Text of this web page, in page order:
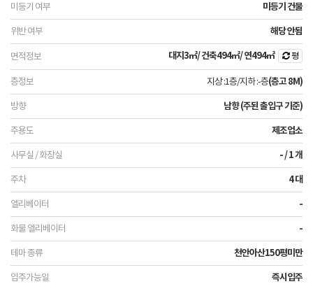
미등기 건물
해당 안됨
대지3㎡/ 건축494㎡/ 연494㎡ 평
지상 :1층/지하 :-층(층고 8M)
남향 (주된 출입구 기준)
제조업소
- / 1 개
4 대
-
-
천안아산150평미만
즉시입주